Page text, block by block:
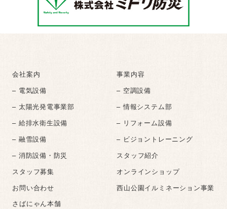
会社案内
事業内容
– 電気設備
– 空調設備
– 太陽光発電事業部
– 情報システム部
– 給排水衛生設備
– リフォーム設備
– 融雪設備
– ビジョントレーニング
– 消防設備・防災
スタッフ紹介
スタッフ募集
オンラインショップ
お問い合わせ
西山公園イルミネーション事業
さばにゃん本舗